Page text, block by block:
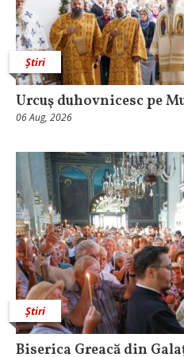
Știri
Urcuş duhovnicesc pe
06 Aug, 2026
Știri
Biserica Greacă din